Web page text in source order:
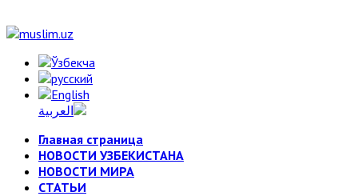
Главная страница
НОВОСТИ УЗБЕКИСТАНА
НОВОСТИ МИРА
СТАТЬИ